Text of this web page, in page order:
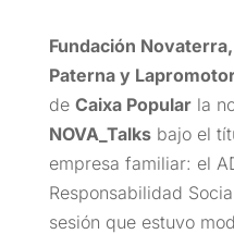
Fundación
Paterna y
de Caixa Popularla
NOVA_Talksbajo el
empresa familiar: el
Responsabilidad
sesión que estuvo